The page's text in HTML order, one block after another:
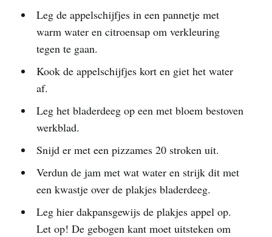
Leg de appelschijfjes in een pannetje met
warm water en citroensap om verkleuring
tegen te gaan.
Kook de appelschijfjes kort en giet het water
af.
Leg het bladerdeeg op een met bloem bestoven
werkblad.
Snijd er met een pizzames 20 stroken uit.
Verdun de jam met wat water en strijk dit met
een kwastje over de plakjes bladerdeeg.
Leg hier dakpansgewijs de plakjes appel op.
Let op! De gebogen kant moet uitsteken om